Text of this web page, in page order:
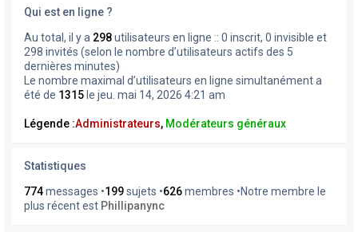
Qui est en ligne ?
Au total, il y a 298utilisateurs en ligne :: 0 inscrit, 0 invisible et
298 invités (selon le nombre d’utilisateurs actifs des 5
dernières minutes)
Le nombre maximal d’utilisateurs en ligne simultanément a
été de 1315 le jeu. mai 14, 2026 4:21 am
Légende :Administrateurs, Modérateurs généraux
Statistiques
774messages •199sujets •626membres •Notre membre le
plus récent est Phillipanync